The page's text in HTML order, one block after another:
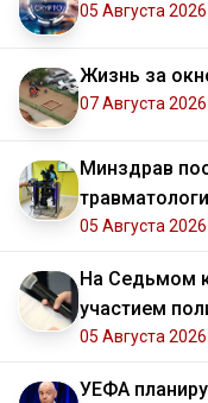
05 Августа
Жизнь за
07 Августа
Минздрав
05 Августа
На Седьмом
участием
05 Августа
УЕФА